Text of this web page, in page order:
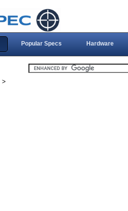
Popular Specs Hardware
>